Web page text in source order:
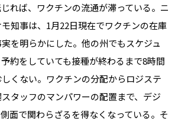
れば、ワクチンの流通が滞っている。ニ
知事は、1月22日現在でワクチンの在庫
を明らかにした。他の州でもスケジュ
約をしていても接種が終わるまで8時間
くない。ワクチンの分配からロジステ
タッフのマンパワーの配置まで、デジ
面で関わらざるを得なくなっている。そ